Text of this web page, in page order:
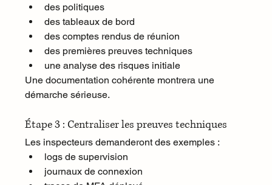
des politiques
des tableaux de bord
des comptes rendus de réunion
des premières preuves techniques
une analyse des risques initiale
Une documentation cohérente montrera une
démarche sérieuse.
Étape 3 : Centraliser les preuves techniques
Les inspecteurs demanderont des exemples :
logs de supervision
journaux de connexion